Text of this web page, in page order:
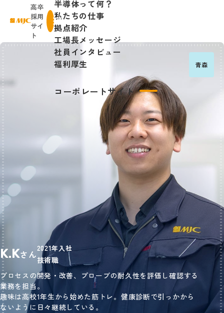
株式会社日本マイクロニクス
高卒
採用
サイ
ト
menu
半導体って何？
私たちの仕事
拠点紹介
工場長メッセージ
社員インタビュー
福利厚生
コーポレートサイト
青森
K.Kさん2021年入社
技術職
プロセスの開発・改善、プローブの耐久性を評価し確認する
業務を担当。
趣味は高校1年生から始めた筋トレ。健康診断で引っかから
ないように日々継続している。